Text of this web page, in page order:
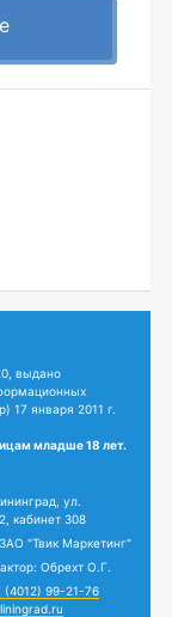
выдано
17 января 2011 г.
младше 18 лет.
ул.
кабинет 308
"Твик Маркетинг"
Обрехт О.Г.
(4012) 99-21-76